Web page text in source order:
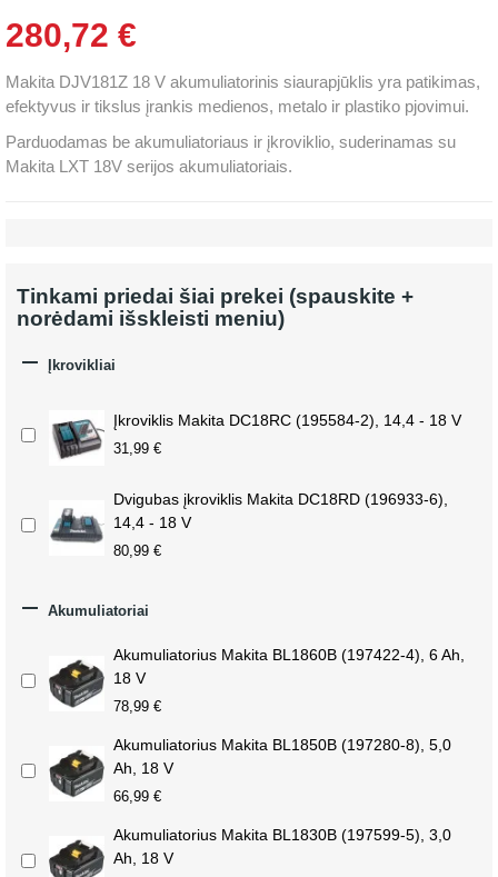
280,72 €
Makita DJV181Z 18 V akumuliatorinis siaurapjūklis yra patikimas,
efektyvus ir tikslus įrankis medienos, metalo ir plastiko pjovimui.
Parduodamas be akumuliatoriaus ir įkroviklio, suderinamas su
Makita LXT 18V serijos akumuliatoriais.
Tinkami priedai šiai prekei (spauskite +
norėdami išskleisti meniu)
 Įkrovikliai
Įkroviklis Makita DC18RC (195584-2), 14,4 - 18 V
31,99 €
Dvigubas įkroviklis Makita DC18RD (196933-6),
14,4 - 18 V
80,99 €
 Akumuliatoriai
Akumuliatorius Makita BL1860B (197422-4), 6 Ah,
18 V
78,99 €
Akumuliatorius Makita BL1850B (197280-8), 5,0
Ah, 18 V
66,99 €
Akumuliatorius Makita BL1830B (197599-5), 3,0
Ah, 18 V